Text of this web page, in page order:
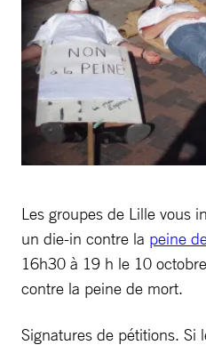
Les groupes de Lille vous
un die-in contre la peine
16h30 à 19 h le 10
contre la peine de mort.
Signatures de pétitions. Si